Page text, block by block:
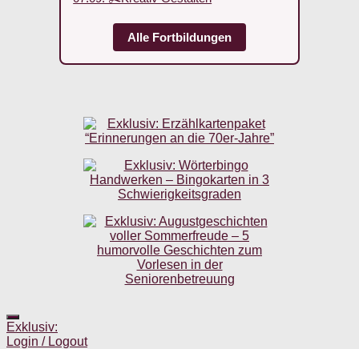
Alle Fortbildungen
Exklusiv:
Login / Logout